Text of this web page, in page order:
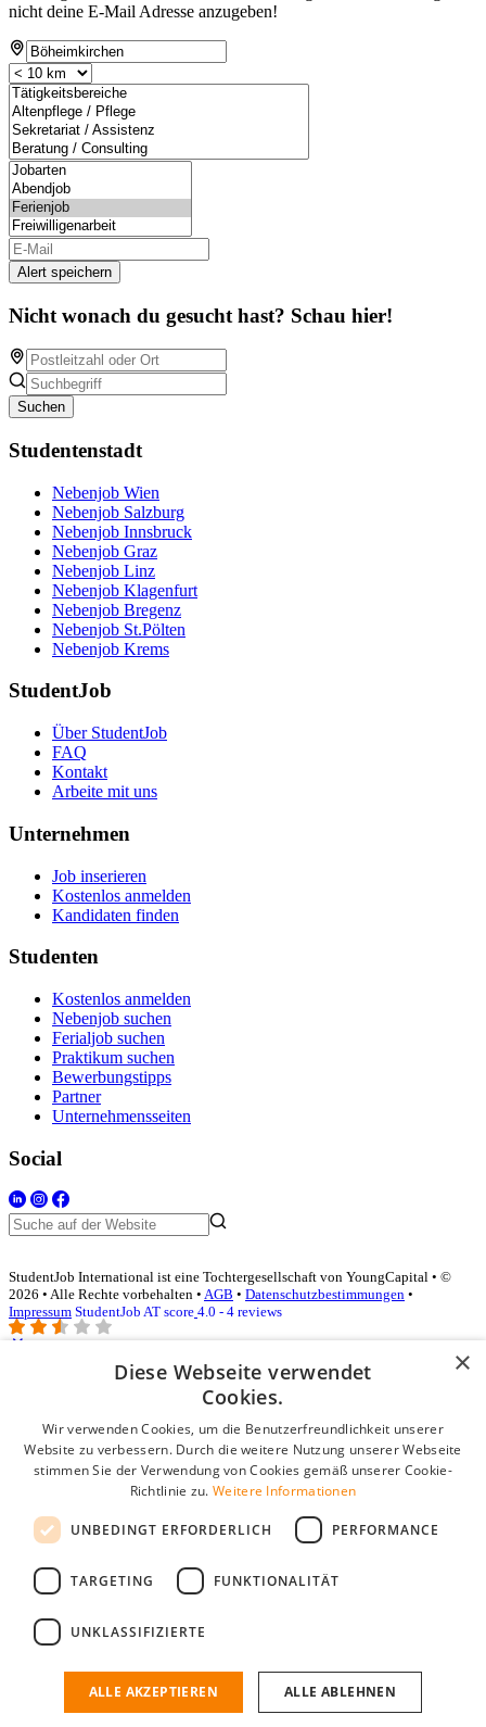
nicht deine E-Mail Adresse anzugeben!
Alert speichern
Nicht wonach du gesucht hast? Schau hier!
Suchen
Studentenstadt
Nebenjob Wien
Nebenjob Salzburg
Nebenjob Innsbruck
Nebenjob Graz
Nebenjob Linz
Nebenjob Klagenfurt
Nebenjob Bregenz
Nebenjob St.Pölten
Nebenjob Krems
StudentJob
Über StudentJob
FAQ
Kontakt
Arbeite mit uns
Unternehmen
Job inserieren
Kostenlos anmelden
Kandidaten finden
Studenten
Kostenlos anmelden
Nebenjob suchen
Ferialjob suchen
Praktikum suchen
Bewerbungstipps
Partner
Unternehmensseiten
Social
StudentJob International ist eine Tochtergesellschaft von YoungCapital • ©
2026 • Alle Rechte vorbehalten • AGB • Datenschutzbestimmungen •
Impressum StudentJob AT score 4.0 - 4 reviews
Login für Unternehmen
E-Mail*
Passwort
Angemeldet bleiben
Passwort vergessen?
Kostenloses Unternehmensprofil
Wenn Sie sich registriert haben, können Sie ein Unternehmensprofil
passenden Mitarbeiter zu finden.
×
Diese Webseite verwendet
Cookies.
Wir verwenden Cookies, um die Benutzerfreundlichkeit unserer
Website zu verbessern. Durch die weitere Nutzung unserer Webseite
stimmen Sie der Verwendung von Cookies gemäß unserer Cookie-
Richtlinie zu. Weitere Informationen
UNBEDINGT ERFORDERLICH PERFORMANCE
TARGETING FUNKTIONALITÄT
UNKLASSIFIZIERTE
ALLE AKZEPTIEREN ALLE ABLEHNEN